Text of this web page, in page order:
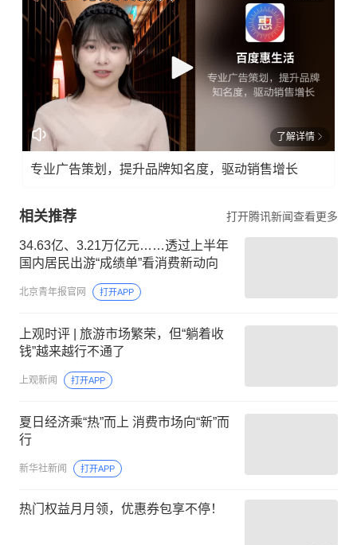
了解详情
专业广告策划，提升品牌知名度，驱动销售增长
相关推荐 打开腾讯新闻查看更多
34.63亿、3.21万亿元……透过上半年
国内居民出游“成绩单”看消费新动向
北京青年报官网 打开APP
上观时评 | 旅游市场繁荣，但“躺着收
钱”越来越行不通了
上观新闻 打开APP
夏日经济乘“热”而上 消费市场向“新”而
行
新华社新闻 打开APP
热门权益月月领，优惠券包享不停！